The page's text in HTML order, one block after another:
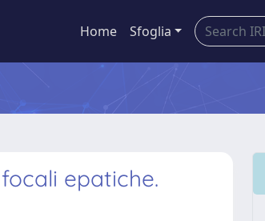
Home Sfoglia
epatiche.